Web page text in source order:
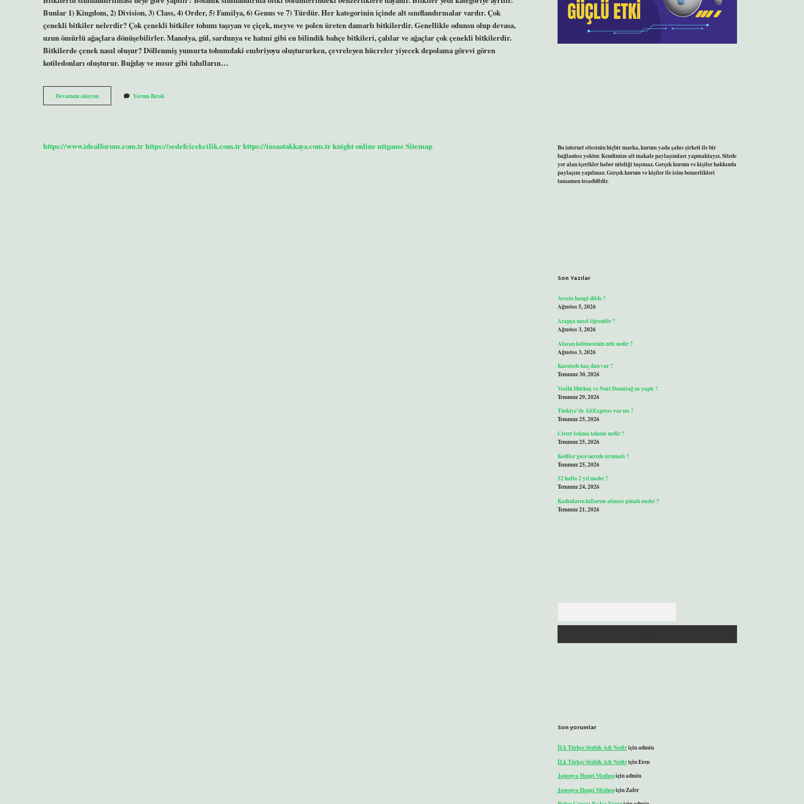
Bunlar 1) Kingdom, 2) Division, 3) Class, 4) Order, 5) Familya, 6) Genus ve 7) Türdür. Her kategorinin içinde alt sınıflandırmalar vardır. Çok
çenekli bitkiler nelerdir? Çok çenekli bitkiler tohum taşıyan ve çiçek, meyve ve polen üreten damarlı bitkilerdir. Genellikle odunsu olup devasa,
uzun ömürlü ağaçlara dönüşebilirler. Manolya, gül, sardunya ve hatmi gibi en bilindik bahçe bitkileri, çalılar ve ağaçlar çok çenekli bitkilerdir.
Bitkilerde çenek nasıl oluşur? Döllenmiş yumurta tohumdaki embriyoyu oluştururken, çevreleyen hücreler yiyecek depolama görevi gören
kotiledonları oluşturur. Buğday ve mısır gibi tahılların…
Devamını okuyunBitkilerin
Sınıflandırılmasında
Mı
Yorum Bırak
https://www.idealforum.com.trhttps://sedefcicekcilik.com.trhttps://insaatakkaya.com.trknight onlinenttgameSitemap
Bu internet sitesinin hiçbir marka, kurum yada şahıs şirketi ile bir
bağlantısı yoktur. Kendimize ait makale paylaşımları yapmaktayız. Sitede
yer alan içerikler haber niteliği taşımaz. Gerçek kurum ve kişiler hakkında
paylaşım yapılmaz. Gerçek kurum ve kişiler ile isim benzerlikleri
tamamen tesadüfidir.
Son Yazılar
Avesta hangi dilde ?
Ağustos 5, 2026
Arapça nasıl öğrenilir ?
Ağustos 3, 2026
Afacan kelimesinin zıttı nedir ?
Ağustos 3, 2026
Karatede kaç dan var ?
Temmuz 30, 2026
Vecihi Hürkuş ve Nuri Demirağ ne yaptı ?
Temmuz 29, 2026
Türkiye’de AliExpress var mı ?
Temmuz 25, 2026
Cırcır lokma takımı nedir ?
Temmuz 25, 2026
Kediler gece nerede uyumalı ?
Temmuz 25, 2026
52 hafta 2 yıl mıdır ?
Temmuz 24, 2026
Kadınların kıllarını alması günah mıdır ?
Temmuz 21, 2026
Son yorumlar
İLk Türkçe Sözlük Adı Nediriçinadmin
İLk Türkçe Sözlük Adı NediriçinEren
Japonya Hangi Mezhepiçinadmin
Japonya Hangi MezhepiçinZafer